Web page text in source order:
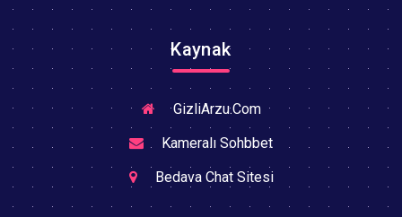
Kaynak
GizliArzu.Com
Kameralı Sohbbet
Bedava Chat Sitesi